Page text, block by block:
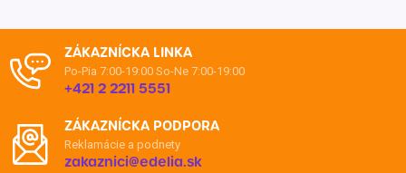
ZÁKAZNÍCKA LINKA
Po-Pia 7:00-19:00 So-Ne 7:00-19:00
+421 2 2211 5551
ZÁKAZNÍCKA PODPORA
Reklamácie a podnety
zakaznici@edelia.sk